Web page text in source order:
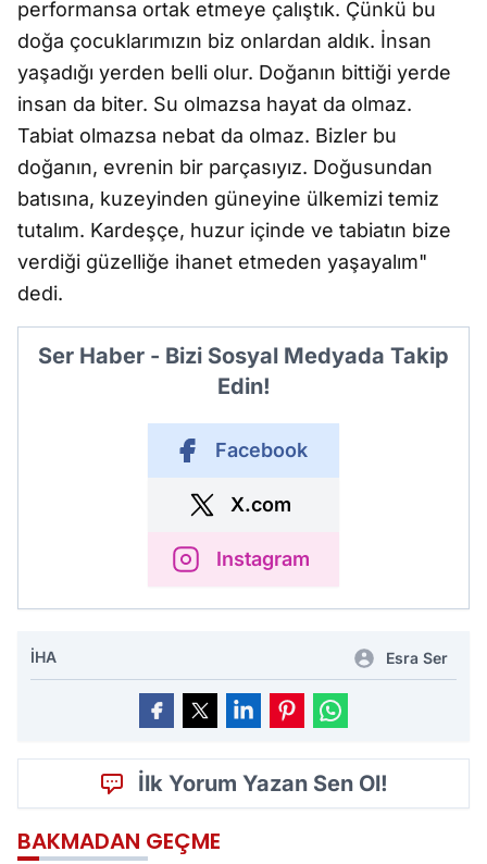
performansa ortak etmeye çalıştık. Çünkü bu
doğa çocuklarımızın biz onlardan aldık. İnsan
yaşadığı yerden belli olur. Doğanın bittiği yerde
insan da biter. Su olmazsa hayat da olmaz.
Tabiat olmazsa nebat da olmaz. Bizler bu
doğanın, evrenin bir parçasıyız. Doğusundan
batısına, kuzeyinden güneyine ülkemizi temiz
tutalım. Kardeşçe, huzur içinde ve tabiatın bize
verdiği güzelliğe ihanet etmeden yaşayalım"
dedi.
Ser Haber - Bizi Sosyal Medyada Takip
Edin!
Facebook
X.com
Instagram
İHA Esra Ser
İlk Yorum Yazan Sen Ol!
BAKMADAN GEÇME